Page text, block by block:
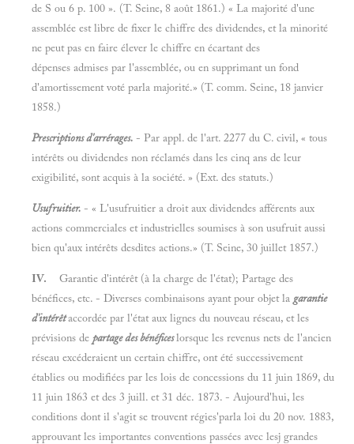
de S ou 6 p. 100 ». (T. Seine, 8 août 1861.) « La majorité d'une
assemblée est libre de fixer le chiffre des dividendes, et la minorité
ne peut pas en faire élever le chiffre en écartant des
dépenses admises par l'assemblée, ou en supprimant un fond
d'amortissement voté parla majorité.» (T. comm. Seine, 18 janvier
1858.)
Prescriptions d'arrérages. - Par appl. de l'art. 2277 du C. civil, « tous
intérêts ou dividendes non réclamés dans les cinq ans de leur
exigibilité, sont acquis à la société. » (Ext. des statuts.)
Usufruitier. - « L'usufruitier a droit aux dividendes afférents aux
actions commerciales et industrielles soumises à son usufruit aussi
bien qu'aux intérêts desdites actions.» (T. Seine, 30 juillet 1857.)
IV. Garantie d'intérêt (à la charge de l'état); Partage des
bénéfices, etc. - Diverses combinaisons ayant pour objet la garantie
d'intérêtaccordée par l'état aux lignes du nouveau réseau, et les
prévisions de partage des bénéficeslorsque les revenus nets de l'ancien
réseau excéderaient un certain chiffre, ont été successivement
établies ou modifiées par les lois de concessions du 11 juin 1869, du
11 juin 1863 et des 3 juill. et 31 déc. 1873. - Aujourd'hui, les
conditions dont il s'agit se trouvent régies'parla loi du 20 nov. 1883,
approuvant les importantes conventions passées avec lesj grandes